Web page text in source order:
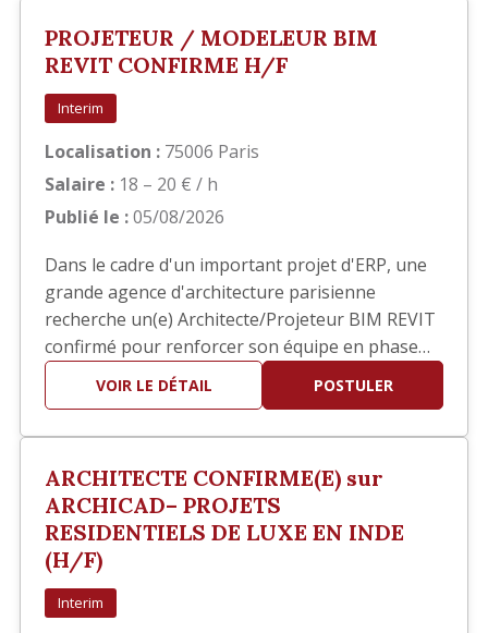
PROJETEUR / MODELEUR BIM
REVIT CONFIRME H/F
Interim
Localisation : 75006 Paris
Salaire : 18 – 20 € / h
Publié le :05/08/2026
Dans le cadre d'un important projet d'ERP, une
grande agence d'architecture parisienne
recherche un(e) Architecte/Projeteur BIM REVIT
confirmé pour renforcer son équipe en phase
EXE. Vos missions Vous interviendrez
principalement sur la réalisation des documents
repérage. Production et mise…
VOIR LE DÉTAIL POSTULER
ARCHITECTE CONFIRME(E) sur
ARCHICAD– PROJETS
RESIDENTIELS DE LUXE EN INDE
(H/F)
Interim